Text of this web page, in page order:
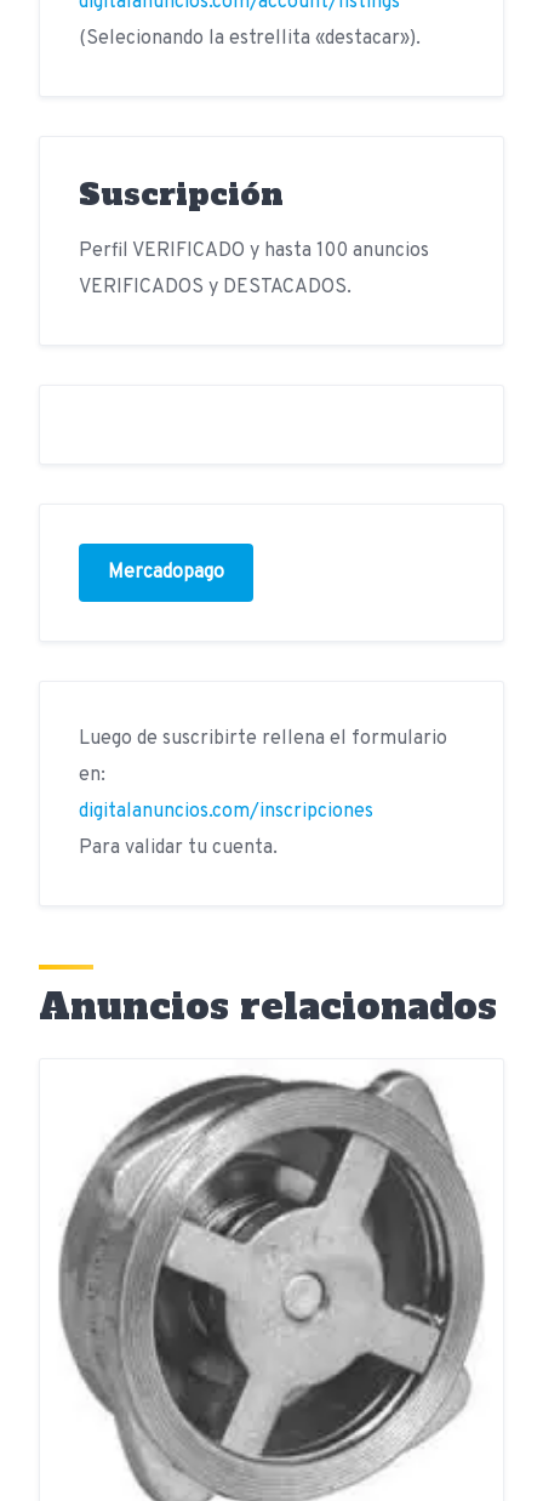
(Selecionando la estrellita «destacar»).
Suscripción
Perfil VERIFICADO y hasta 100 anuncios
VERIFICADOS y DESTACADOS.
Mercadopago
Luego de suscribirte rellena el formulario
en:
digitalanuncios.com/inscripciones
Para validar tu cuenta.
Anuncios relacionados